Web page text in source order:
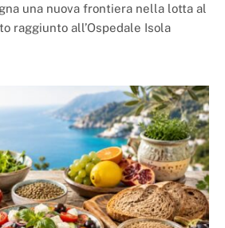
una nuova frontiera nella lotta al
raggiunto all’Ospedale Isola